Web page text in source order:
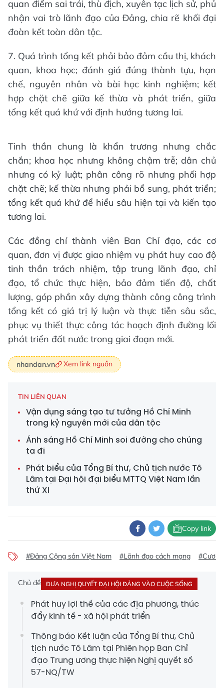
quan điểm sai trái, thù địch, xuyên tạc lịch sử, phủ
nhận vai trò lãnh đạo của Đảng, chia rẽ khối đại
đoàn kết toàn dân tộc.
7. Quá trình tổng kết phải bảo đảm cầu thị, khách
quan, khoa học; đánh giá đúng thành tựu, hạn
chế, nguyên nhân và bài học kinh nghiệm; kết
hợp chặt chẽ giữa kế thừa và phát triển, giữa
tổng kết quá khứ với định hướng tương lai.
Tinh thần chung là khẩn trương nhưng chắc
chắn; khoa học nhưng không chậm trễ; dân chủ
nhưng có kỷ luật; phân công rõ nhưng phối hợp
chặt chẽ; kế thừa nhưng phải bổ sung, phát triển;
tổng kết quá khứ để hiểu sâu hiện tại và kiến tạo
tương lai.
Các đồng chí thành viên Ban Chỉ đạo, các cơ
quan, đơn vị được giao nhiệm vụ phát huy cao độ
tinh thần trách nhiệm, tập trung lãnh đạo, chỉ
đạo, tổ chức thực hiện, bảo đảm tiến độ, chất
lượng, góp phần xây dựng thành công công trình
tổng kết có giá trị lý luận và thực tiễn sâu sắc,
phục vụ thiết thực công tác hoạch định đường lối
phát triển đất nước trong giai đoạn mới.
nhandan.vn Xem link nguồn
TIN LIÊN QUAN
Vận dụng sáng tạo tư tưởng Hồ Chí Minh
trong kỷ nguyên mới của dân tộc
Ánh sáng Hồ Chí Minh soi đường cho chúng
ta đi
Phát biểu của Tổng Bí thư, Chủ tịch nước Tô
Lâm tại Đại hội đại biểu MTTQ Việt Nam lần
thứ XI
Copy link
#Đảng Cộng sản Việt Nam #Lãnh đạo cách mạng
Chủ đề ĐƯA NGHỊ QUYẾT ĐẠI HỘI ĐẢNG VÀO CUỘC SỐNG
Phát huy lợi thế của các địa phương, thúc
đẩy kinh tế - xã hội phát triển
Thông báo Kết luận của Tổng Bí thư, Chủ
tịch nước Tô Lâm tại Phiên họp Ban Chỉ
đạo Trung ương thực hiện Nghị quyết số
57-NQ/TW